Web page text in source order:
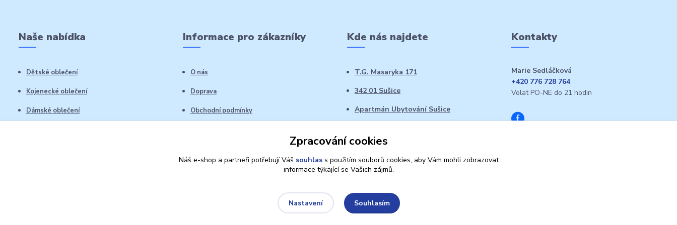
Naše nabídka
Dětské oblečení
Kojenecké oblečení
Dámské oblečení
Informace pro zákazníky
O nás
Doprava
Obchodní podmínky
Kde nás najdete
T.G. Masaryka 171
342 01 Sušice
Apartmán Ubytování Sušice
Kontakty
Marie Sedláčková
+420 776 728 764
Volat PO-NE do 21 hodin
Zpracování cookies
Náš e-shop a partneři potřebují Váš souhlass použitím souborů cookies, aby Vám mohli zobrazovat
informace týkající se Vašich zájmů.
Nastavení Souhlasím